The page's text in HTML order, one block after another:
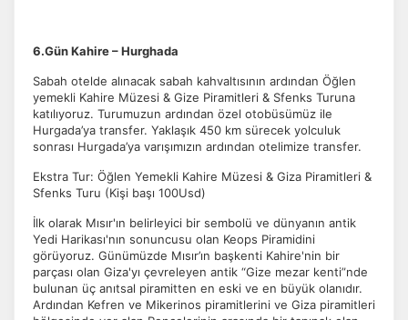
6.Gün Kahire – Hurghada
Sabah otelde alınacak sabah kahvaltısının ardından Öğlen
yemekli Kahire Müzesi & Gize Piramitleri & Sfenks Turuna
katılıyoruz. Turumuzun ardından özel otobüsümüz ile
Hurgada’ya transfer. Yaklaşık 450 km sürecek yolculuk
sonrası Hurgada’ya varışımızın ardından otelimize transfer.
Ekstra Tur: Öğlen Yemekli Kahire Müzesi & Giza Piramitleri &
Sfenks Turu (Kişi başı 100Usd)
İlk olarak Mısır'ın belirleyici bir sembolü ve dünyanın antik
Yedi Harikası'nın sonuncusu olan Keops Piramidini
görüyoruz. Günümüzde Mısır’ın başkenti Kahire'nin bir
parçası olan Giza'yı çevreleyen antik “Gize mezar kenti”nde
bulunan üç anıtsal piramitten en eski ve en büyük olanıdır.
Ardından Kefren ve Mikerinos piramitlerini ve Giza piramitleri